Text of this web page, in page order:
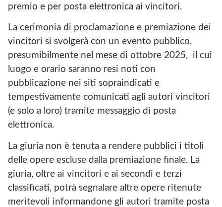
premio e per posta elettronica ai vincitori.
La cerimonia di proclamazione e premiazione dei
vincitori si svolgerà con un evento pubblico,
presumibilmente nel mese di ottobre 2025, il cui
luogo e orario saranno resi noti con
pubblicazione nei siti sopraindicati e
tempestivamente comunicati agli autori vincitori
(e solo a loro) tramite messaggio di posta
elettronica.
La giuria non è tenuta a rendere pubblici i titoli
delle opere escluse dalla premiazione finale. La
giuria, oltre ai vincitori e ai secondi e terzi
classificati, potrà segnalare altre opere ritenute
meritevoli informandone gli autori tramite posta